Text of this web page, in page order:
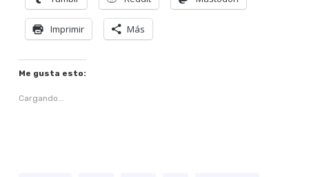
Imprimir Más
Me gusta esto:
Cargando...